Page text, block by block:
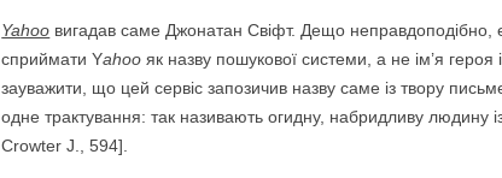
Yahoo вигадав саме Джонатан Свіфт. Дещо неправдоподібно,
сприймати Yahoo як назву пошукової системи, а не ім’я героя
зауважити, що цей сервіс запозичив назву саме із твору
одне трактування: так називають огидну, набридливу людину
Crowter J., 594].